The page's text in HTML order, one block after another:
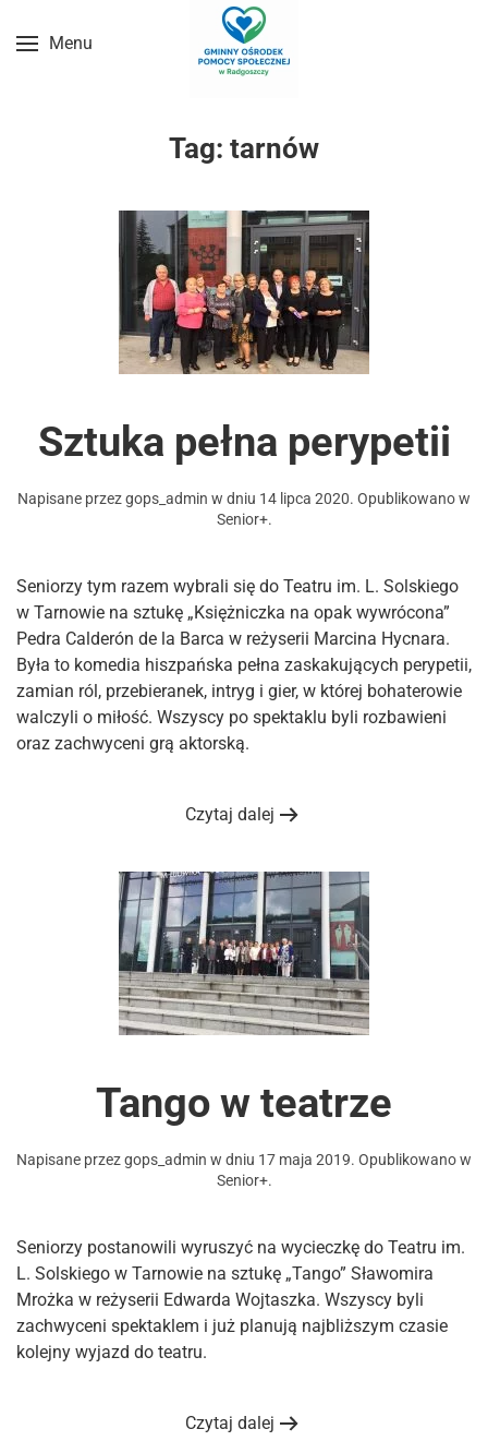
Przejdź do treści głównej
Menu
Tag: tarnów
Sztuka pełna perypetii
Napisane przezgops_admin w dniu 14 lipca 2020. Opublikowano w
Senior+.
Seniorzy tym razem wybrali się do Teatru im. L. Solskiego
w Tarnowie na sztukę „Księżniczka na opak wywrócona”
Pedra Calderón de la Barca w reżyserii Marcina Hycnara.
Była to komedia hiszpańska pełna zaskakujących perypetii,
zamian ról, przebieranek, intryg i gier, w której bohaterowie
walczyli o miłość. Wszyscy po spektaklu byli rozbawieni
oraz zachwyceni grą aktorską.
Czytaj dalej
Tango w teatrze
Napisane przezgops_admin w dniu 17 maja 2019. Opublikowano w
Senior+.
Seniorzy postanowili wyruszyć na wycieczkę do Teatru im.
L. Solskiego w Tarnowie na sztukę „Tango” Sławomira
Mrożka w reżyserii Edwarda Wojtaszka. Wszyscy byli
zachwyceni spektaklem i już planują najbliższym czasie
kolejny wyjazd do teatru.
Czytaj dalej